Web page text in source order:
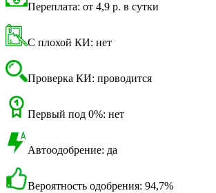
Переплата: от 4,9 р. в сутки
С плохой КИ: нет
Проверка КИ: проводится
Первый под 0%: нет
Автоодобрение: да
Вероятность одобрения: 94,7%